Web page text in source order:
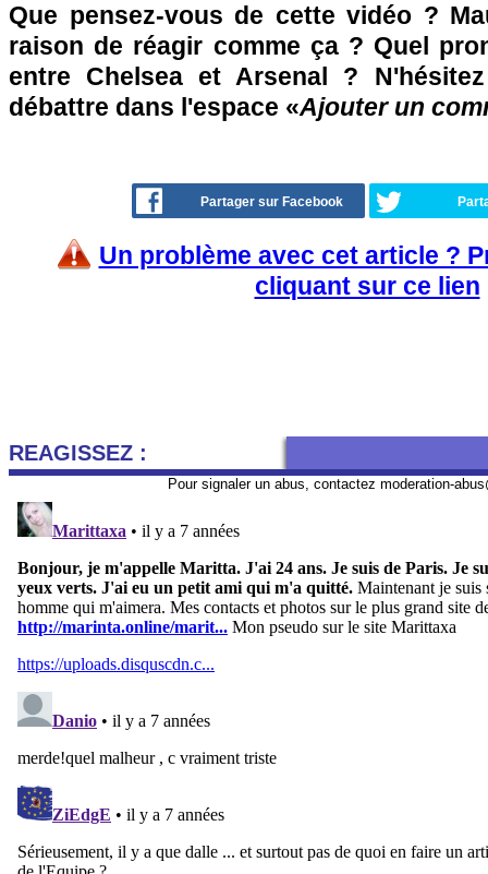
Que pensez-vous de cette vidéo ?
raison de réagir comme ça ? Quel
entre Chelsea et Arsenal ?
débattre dans l'espace «Ajouter un
Partager sur Facebook
Un problème avec cet article ?
cliquant sur ce lien
REAGISSEZ :
Pour signaler un abus, contactez moderation-